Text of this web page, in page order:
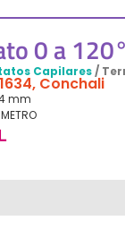
0 a
Capilares/
Conchali
4 mm